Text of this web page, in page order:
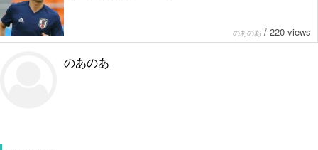
のあのあ / 220 views
のあのあ